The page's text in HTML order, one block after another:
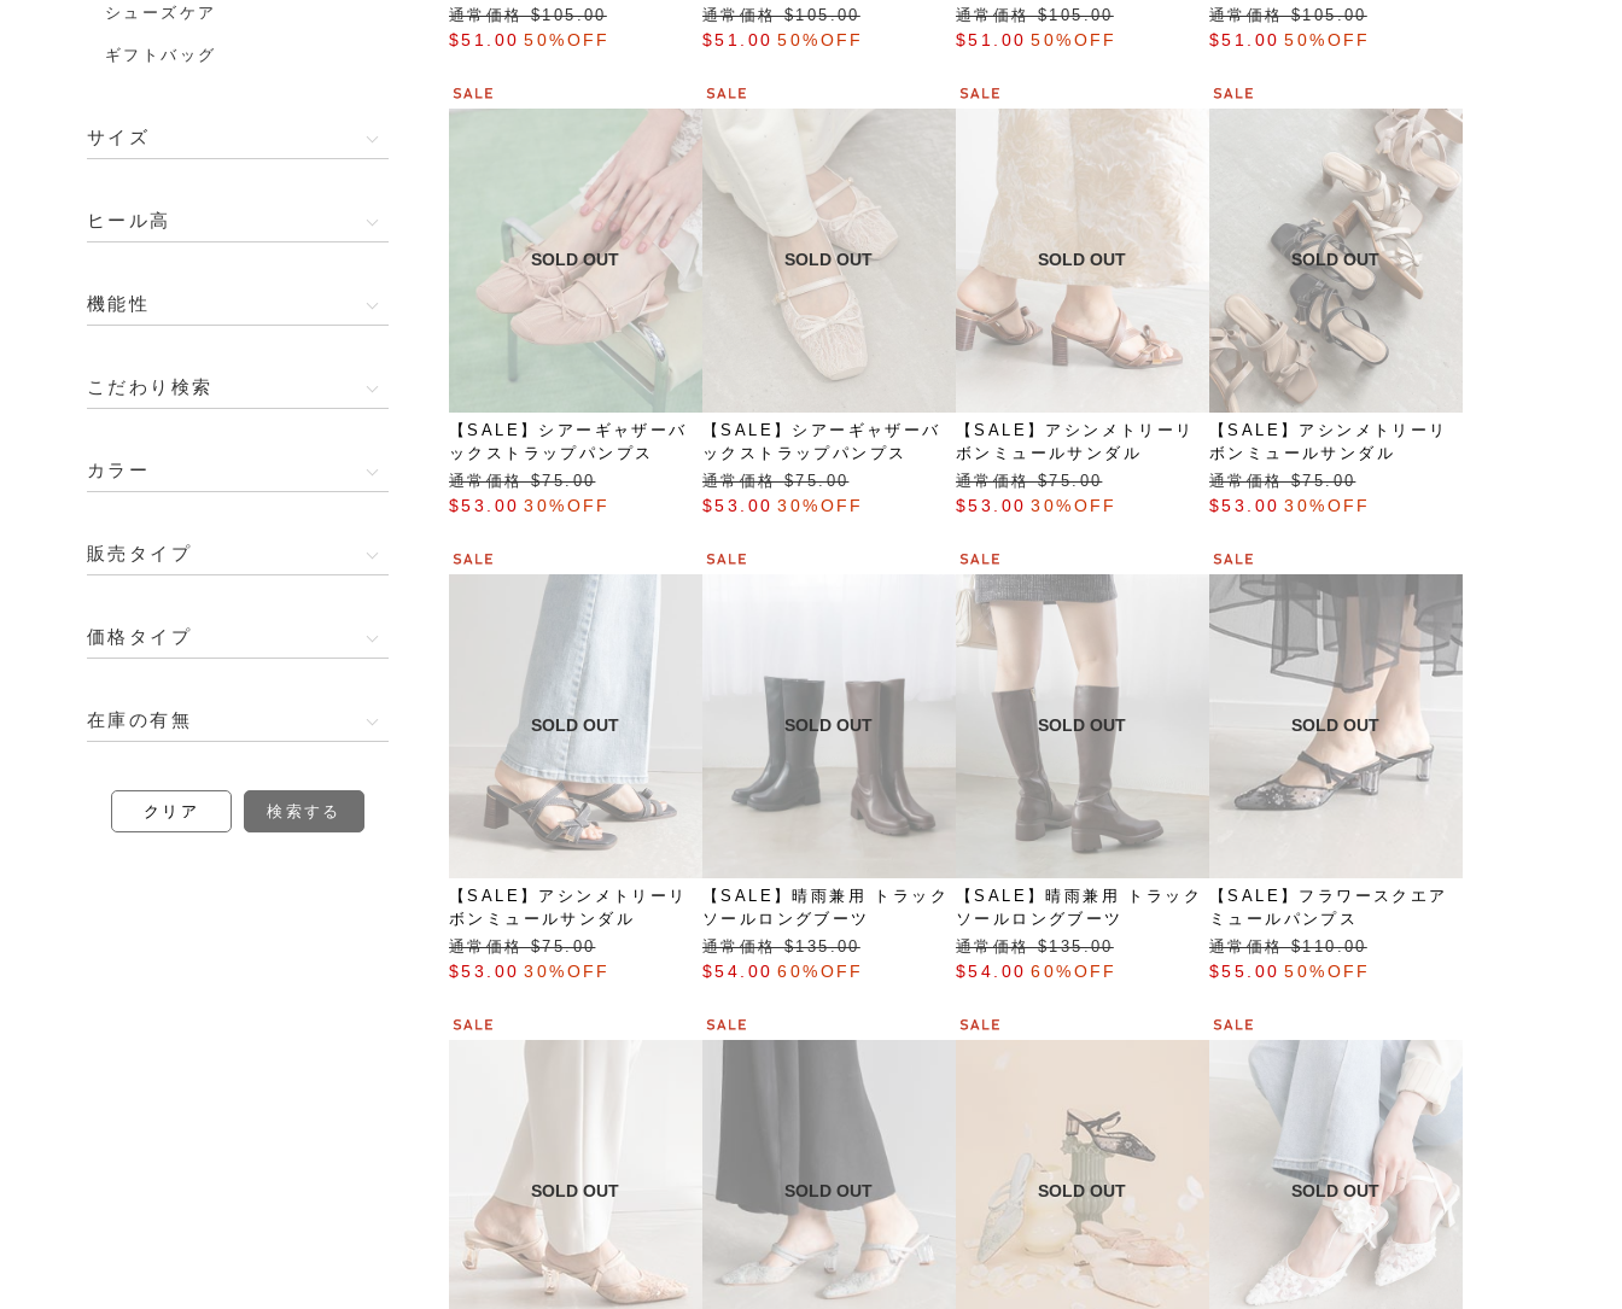
通常価格 $‌105.00
$‌51.00 50%OFF
通常価格 $‌105.00
$‌51.00 50%OFF
通常価格 $‌105.00
$‌51.00 50%OFF
通常価格 $‌105.00
$‌51.00 50%OFF
【SALE】シアーギャザーバ
ックストラップパンプス
通常価格 $‌75.00
$‌53.00 30%OFF
【SALE】シアーギャザーバ
ックストラップパンプス
通常価格 $‌75.00
$‌53.00 30%OFF
【SALE】アシンメトリーリ
ボンミュールサンダル
通常価格 $‌75.00
$‌53.00 30%OFF
【SALE】アシンメトリーリ
ボンミュールサンダル
通常価格 $‌75.00
$‌53.00 30%OFF
【SALE】アシンメトリーリ
ボンミュールサンダル
通常価格 $‌75.00
$‌53.00 30%OFF
【SALE】晴雨兼用 トラック
ソールロングブーツ
通常価格 $‌135.00
$‌54.00 60%OFF
【SALE】晴雨兼用 トラック
ソールロングブーツ
通常価格 $‌135.00
$‌54.00 60%OFF
【SALE】フラワースクエア
ミュールパンプス
通常価格 $‌110.00
$‌55.00 50%OFF
シューズケア
ギフトバッグ
サイズ
ヒール高
機能性
こだわり検索
カラー
販売タイプ
価格タイプ
在庫の有無